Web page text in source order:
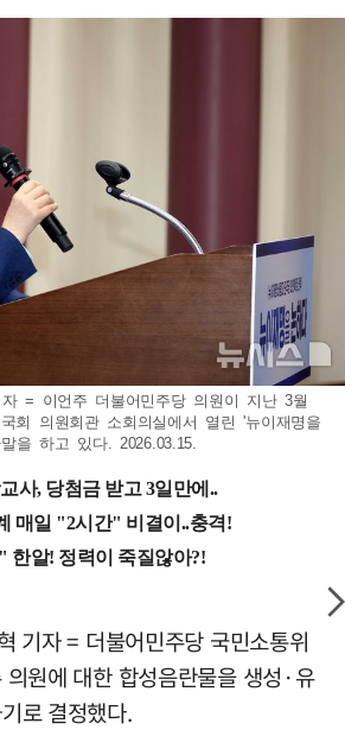
= 이언주 더불어민주당 의원이 지난 3월
회 의원회관 소회의실에서 열린 '뉴이재명을
을 하고 있다. 2026.03.15.
기자 = 더불어민주당 국민소통위
원에 대한 합성음란물을 생성·유
로 결정했다.